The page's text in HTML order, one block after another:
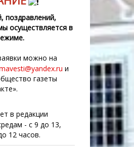
поздравлений,
осуществляется в
можно на
и
газеты
в редакции
- с 9 до 13,
12 часов.